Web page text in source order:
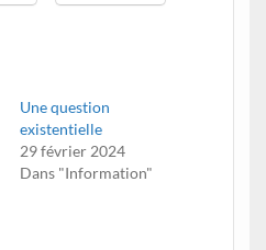
Une question
existentielle
29 février 2024
Dans "Information"